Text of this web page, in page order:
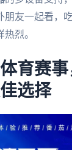
朋友一起看，
烈。
育赛事
选择